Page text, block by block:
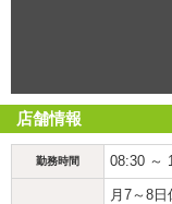
店舗情報
勤務時間 08:30 ～
月7～8